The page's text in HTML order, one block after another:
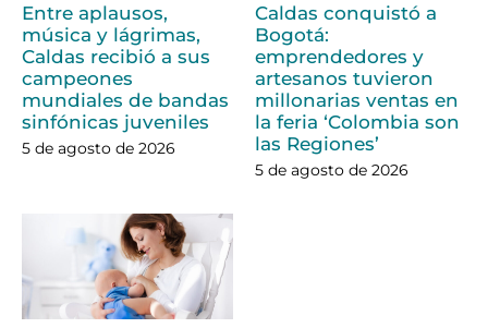
Entre aplausos,
música y lágrimas,
Caldas recibió a sus
campeones
mundiales de bandas
sinfónicas juveniles
5 de agosto de 2026
Caldas conquistó a
Bogotá:
emprendedores y
artesanos tuvieron
millonarias ventas en
la feria ‘Colombia son
las Regiones’
5 de agosto de 2026